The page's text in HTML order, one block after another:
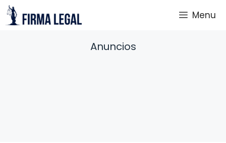
Saltar
al
Menu
Anuncios